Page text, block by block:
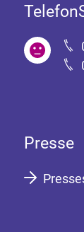
Presse